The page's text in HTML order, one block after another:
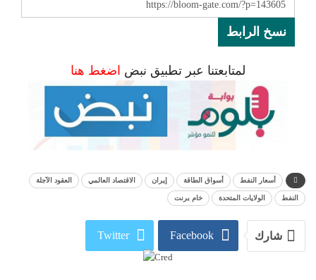
نسخ الرابط
لمتابعتنا عبر تطبيق نبض اضغط هنا
أسعار النفط أسواق الطاقة إيران الاقتصاد العالمي العقود الآجلة
النفط الولايات المتحدة خام برنت
شارك Facebook
Twitter